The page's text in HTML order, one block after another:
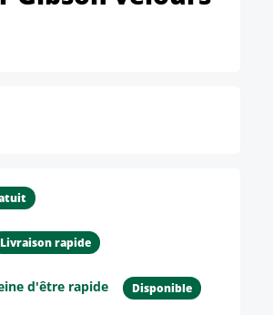
Livraison rapide
d'être rapide Disponible